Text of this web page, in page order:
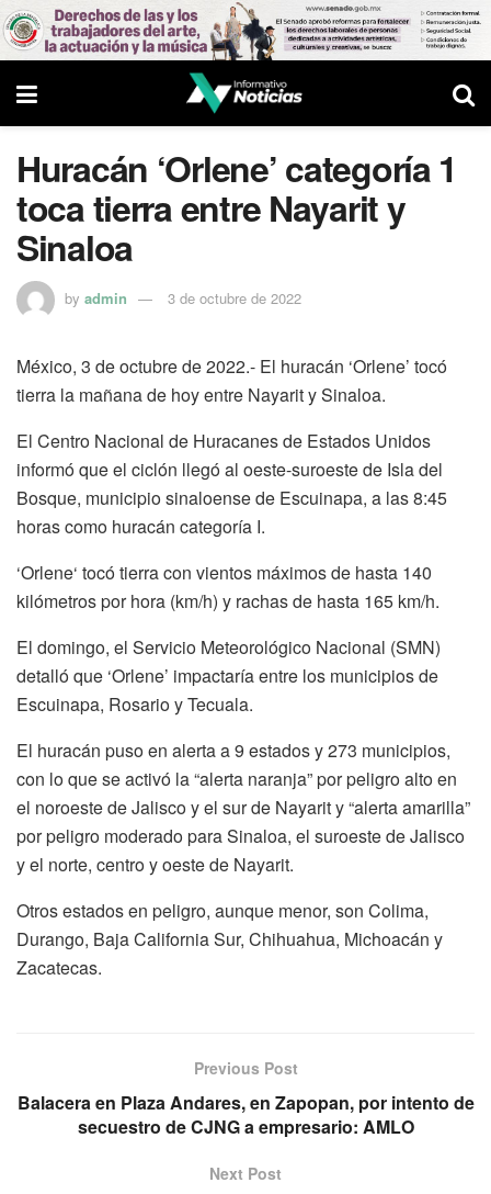
Huracán ‘Orlene’ categoría 1
toca tierra entre Nayarit y
Sinaloa
by admin 3 de octubre de 2022
México, 3 de octubre de 2022.- El huracán ‘Orlene’ tocó
tierra la mañana de hoy entre Nayarit y Sinaloa.
El Centro Nacional de Huracanes de Estados Unidos
informó que el ciclón llegó al oeste-suroeste de Isla del
Bosque, municipio sinaloense de Escuinapa, a las 8:45
horas como huracán categoría I.
‘Orlene‘ tocó tierra con vientos máximos de hasta 140
kilómetros por hora (km/h) y rachas de hasta 165 km/h.
El domingo, el Servicio Meteorológico Nacional (SMN)
detalló que ‘Orlene’ impactaría entre los municipios de
Escuinapa, Rosario y Tecuala.
El huracán puso en alerta a 9 estados y 273 municipios,
con lo que se activó la “alerta naranja” por peligro alto en
el noroeste de Jalisco y el sur de Nayarit y “alerta amarilla”
por peligro moderado para Sinaloa, el suroeste de Jalisco
y el norte, centro y oeste de Nayarit.
Otros estados en peligro, aunque menor, son Colima,
Durango, Baja California Sur, Chihuahua, Michoacán y
Zacatecas.
Previous Post
Balacera en Plaza Andares, en Zapopan, por intento de
secuestro de CJNG a empresario: AMLO
Next Post